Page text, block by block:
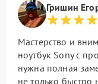
Гришин
Мастерство и
ноутбук Sony с
нужна полная
не только